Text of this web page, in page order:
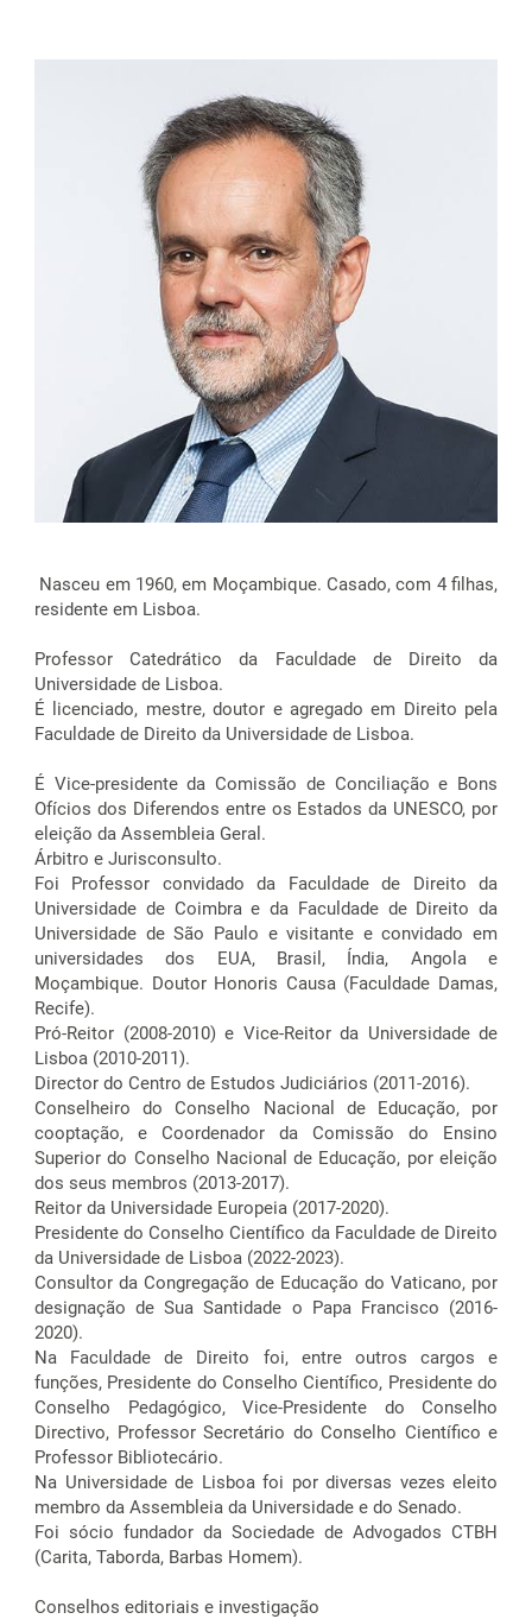
Nasceu em 1960, em Moçambique. Casado, com 4 filhas,
residente em Lisboa.
Professor Catedrático da Faculdade de Direito da
Universidade de Lisboa.
É licenciado, mestre, doutor e agregado em Direito pela
Faculdade de Direito da Universidade de Lisboa.
É Vice-presidente da Comissão de Conciliação e Bons
Ofícios dos Diferendos entre os Estados da UNESCO, por
eleição da Assembleia Geral.
Árbitro e Jurisconsulto.
Foi Professor convidado da Faculdade de Direito da
Universidade de Coimbra e da Faculdade de Direito da
Universidade de São Paulo e visitante e convidado em
universidades dos EUA, Brasil, Índia, Angola e
Moçambique. Doutor Honoris Causa (Faculdade Damas,
Recife).
Pró-Reitor (2008-2010) e Vice-Reitor da Universidade de
Lisboa (2010-2011).
Director do Centro de Estudos Judiciários (2011-2016).
Conselheiro do Conselho Nacional de Educação, por
cooptação, e Coordenador da Comissão do Ensino
Superior do Conselho Nacional de Educação, por eleição
dos seus membros (2013-2017).
Reitor da Universidade Europeia (2017-2020).
Presidente do Conselho Científico da Faculdade de Direito
da Universidade de Lisboa (2022-2023).
Consultor da Congregação de Educação do Vaticano, por
designação de Sua Santidade o Papa Francisco (2016-
2020).
Na Faculdade de Direito foi, entre outros cargos e
funções, Presidente do Conselho Científico, Presidente do
Conselho Pedagógico, Vice-Presidente do Conselho
Directivo, Professor Secretário do Conselho Científico e
Professor Bibliotecário.
Na Universidade de Lisboa foi por diversas vezes eleito
membro da Assembleia da Universidade e do Senado.
Foi sócio fundador da Sociedade de Advogados CTBH
(Carita, Taborda, Barbas Homem).
Conselhos editoriais e investigação